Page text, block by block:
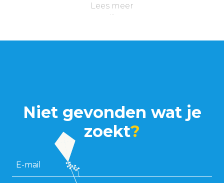
Lees meer
Niet gevonden wat je
zoekt?
E-mail